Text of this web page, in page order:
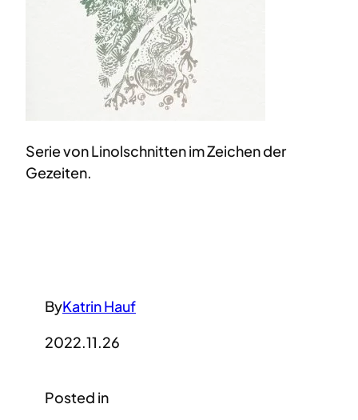
Serie von Linolschnitten im Zeichen der
Gezeiten.
ByKatrin Hauf
2022.11.26
Posted in